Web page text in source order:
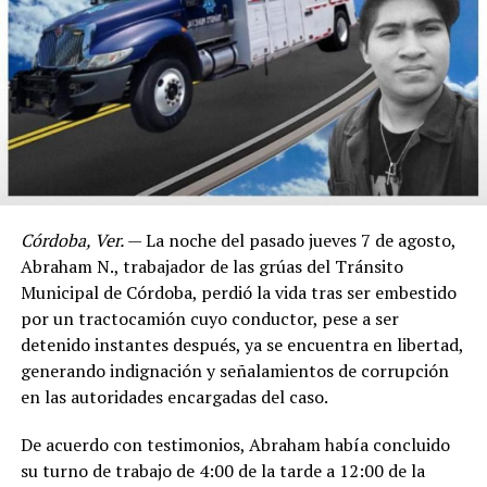
Córdoba, Ver.— La noche del pasado jueves 7 de agosto,
Abraham N., trabajador de las grúas del Tránsito
Municipal de Córdoba, perdió la vida tras ser embestido
por un tractocamión cuyo conductor, pese a ser
detenido instantes después, ya se encuentra en libertad,
generando indignación y señalamientos de corrupción
en las autoridades encargadas del caso.
De acuerdo con testimonios, Abraham había concluido
su turno de trabajo de 4:00 de la tarde a 12:00 de la